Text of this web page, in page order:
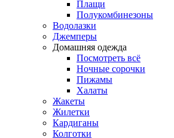
Плащи
Полукомбинезоны
Водолазки
Джемперы
Домашняя одежда
Посмотреть всё
Ночные сорочки
Пижамы
Халаты
Жакеты
Жилетки
Кардиганы
Колготки